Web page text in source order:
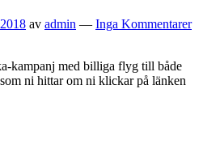
av admin — Inga Kommentarer
kampanj med billiga flyg till både
ni hittar om ni klickar på länken